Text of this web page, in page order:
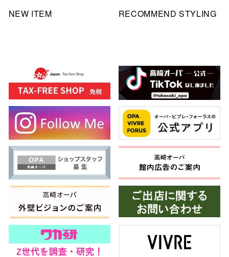
NEW ITEM RECOMMEND STYLING